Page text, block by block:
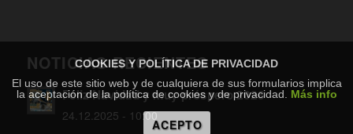
NOTICIAS RECIENTES
Feliz Navidad y muy próspero 2026
24.12.2025 - 10:00
COOKIES Y POLÍTICA DE PRIVACIDAD
El uso de este sitio web y de cualquiera de sus formularios implica
la aceptación de la política de cookies y de privacidad. Más info
ACEPTO